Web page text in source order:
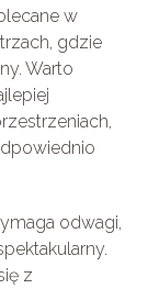
w
gdzie
Warto
odwagi,
z